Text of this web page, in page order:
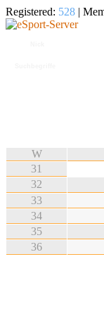
Registered: 528 |
W
31
32
33
34
35
36